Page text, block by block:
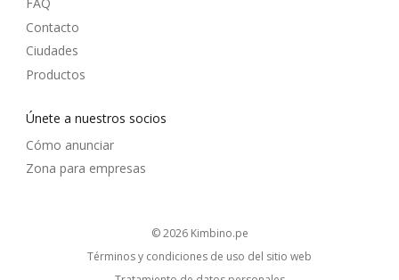
Contacto
Ciudades
Productos
Únete a nuestros socios
Cómo anunciar
Zona para empresas
© 2026 kimbino.pe
Términos y condiciones de uso del sitio web